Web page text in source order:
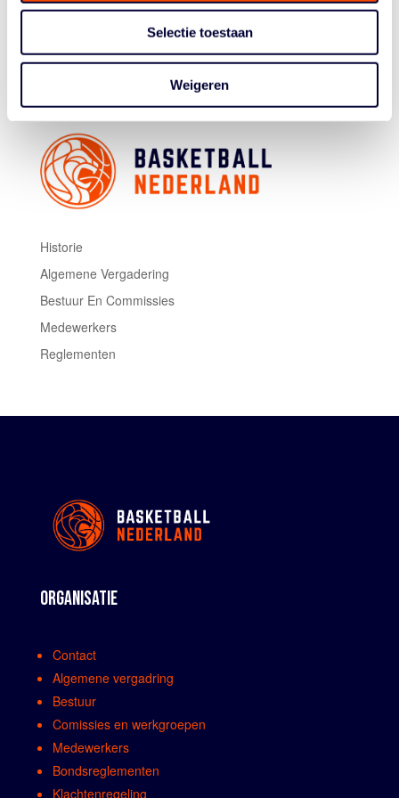
Selectie toestaan
Weigeren
Strijd om het brons (10.00 uur)
Finale (12.15 uur)
Historie
Algemene Vergadering
Bestuur En Commissies
Medewerkers
Reglementen
ORGANISATIE
Contact
Algemene vergadring
Bestuur
Comissies en werkgroepen
Medewerkers
Bondsreglementen
Klachtenregeling